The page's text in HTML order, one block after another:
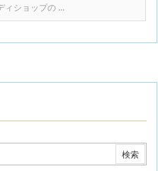
ィショップの ...